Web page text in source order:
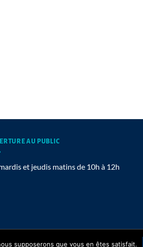
AU PUBLIC
et jeudis matins de 10h à 12h
Mentions légales
supposerons que vous en êtes satisfait.